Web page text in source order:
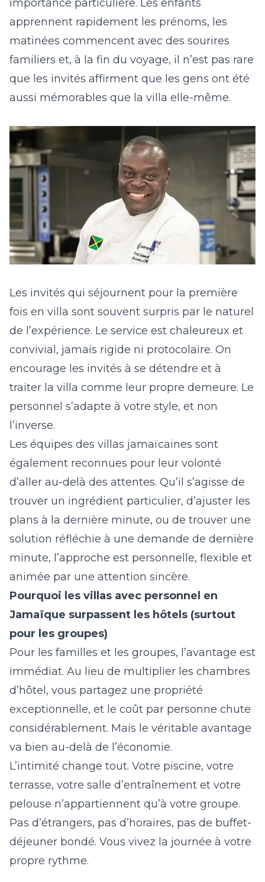
importance particulière. Les enfants
apprennent rapidement les prénoms, les
matinées commencent avec des sourires
familiers et, à la fin du voyage, il n’est pas rare
que les invités affirment que les gens ont été
aussi mémorables que la villa elle-même.
Les invités qui séjournent pour la première
fois en villa sont souvent surpris par le naturel
de l’expérience. Le service est chaleureux et
convivial, jamais rigide ni protocolaire. On
encourage les invités à se détendre et à
traiter la villa comme leur propre demeure. Le
personnel s’adapte à votre style, et non
l’inverse.
Les équipes des villas jamaïcaines sont
également reconnues pour leur volonté
d’aller au-delà des attentes. Qu’il s’agisse de
trouver un ingrédient particulier, d’ajuster les
plans à la dernière minute, ou de trouver une
solution réfléchie à une demande de dernière
minute, l’approche est personnelle, flexible et
animée par une attention sincère.
Pourquoi les villas avec personnel en
Jamaïque surpassent les hôtels (surtout
pour les groupes)
Pour les familles et les groupes, l’avantage est
immédiat. Au lieu de multiplier les chambres
d’hôtel, vous partagez une propriété
exceptionnelle, et le coût par personne chute
considérablement. Mais le véritable avantage
va bien au-delà de l’économie.
L’intimité change tout. Votre piscine, votre
terrasse, votre salle d’entraînement et votre
pelouse n’appartiennent qu’à votre groupe.
Pas d’étrangers, pas d’horaires, pas de buffet-
déjeuner bondé. Vous vivez la journée à votre
propre rythme.